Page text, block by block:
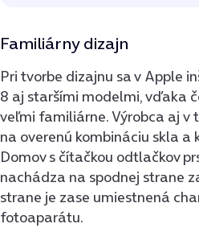
Familiárny dizajn
Pri tvorbe dizajnu sa v Apple
8 aj staršími modelmi, vďaka
veľmi familiárne. Výrobca aj
na overenú kombináciu skla
Domov s čítačkou odtlačkov
nachádza na spodnej strane
strane je zase umiestnená
fotoaparátu.